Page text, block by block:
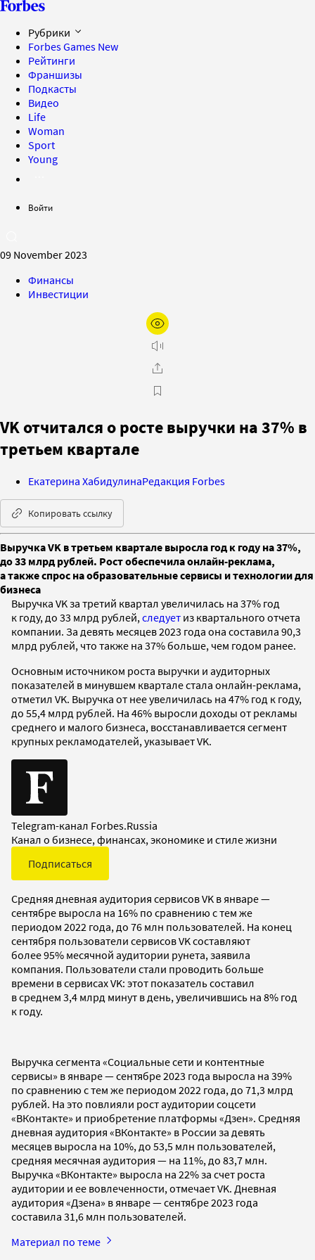
Рубрики
Forbes Games New
Рейтинги
Франшизы
Подкасты
Видео
Life
Woman
Sport
Young
Войти
09 November 2023
Финансы
Инвестиции
VK отчитался о росте выручки на 37% в
третьем квартале
Екатерина ХабидулинаРедакция Forbes
Копировать ссылку
Выручка VK в третьем квартале выросла год к году на 37%,
до 33 млрд рублей. Рост обеспечила онлайн-реклама,
а также спрос на образовательные сервисы и технологии для
бизнеса
Выручка VK за третий квартал увеличилась на 37% год
к году, до 33 млрд рублей, следует из квартального отчета
компании. За девять месяцев 2023 года она составила 90,3
млрд рублей, что также на 37% больше, чем годом ранее.
Основным источником роста выручки и аудиторных
показателей в минувшем квартале стала онлайн-реклама,
отметил VK. Выручка от нее увеличилась на 47% год к году,
до 55,4 млрд рублей. На 46% выросли доходы от рекламы
среднего и малого бизнеса, восстанавливается сегмент
крупных рекламодателей, указывает VK.
Telegram-канал Forbes.Russia
Канал о бизнесе, финансах, экономике и стиле жизни
Подписаться
Средняя дневная аудитория сервисов VK в январе —
сентябре выросла на 16% по сравнению с тем же
периодом 2022 года, до 76 млн пользователей. На конец
сентября пользователи сервисов VK составляют
более 95% месячной аудитории рунета, заявила
компания. Пользователи стали проводить больше
времени в сервисах VK: этот показатель составил
в среднем 3,4 млрд минут в день, увеличившись на 8% год
к году.
Выручка сегмента «Социальные сети и контентные
сервисы» в январе — сентябре 2023 года выросла на 39%
по сравнению с тем же периодом 2022 года, до 71,3 млрд
рублей. На это повлияли рост аудитории соцсети
«ВКонтакте» и приобретение платформы «Дзен». Средняя
дневная аудитория «ВКонтакте» в России за девять
месяцев выросла на 10%, до 53,5 млн пользователей,
средняя месячная аудитория — на 11%, до 83,7 млн.
Выручка «ВКонтакте» выросла на 22% за счет роста
аудитории и ее вовлеченности, отмечает VK. Дневная
аудитория «Дзена» в январе — сентябре 2023 года
составила 31,6 млн пользователей.
Материал по теме